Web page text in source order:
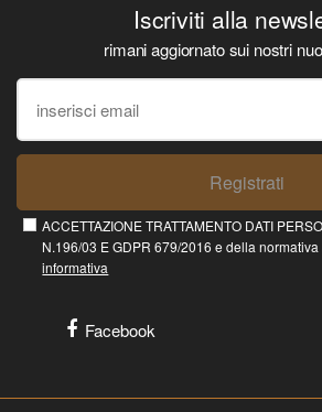
Iscriviti alla
rimani aggiornato sui nostri
Registrati
ACCETTAZIONE TRATTAMENTO DATI
N.196/03 E GDPR 679/2016 e della
informativa
Facebook